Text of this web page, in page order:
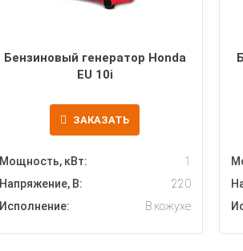
Бензиновый генератор Honda
EU 10i
ЗАКАЗАТЬ
Мощность, кВт:
1
Напряжение, В:
220
Исполнение:
В кожухе